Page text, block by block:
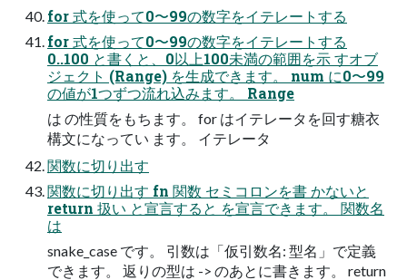
for 式を使って0〜99の数字をイテレートする
for 式を使って0〜99の数字をイテレートする
0..100 と書くと、0以上100未満の範囲を示 すオブ
ジェクト (Range) を生成できます。 num に0〜99
の値が1つずつ流れ込みます。 Range
は の性質をもちます。 for はイテレータを回す糖衣
構文になってい ます。 イテレータ
関数に切り出す
関数に切り出す fn 関数 セミコロンを書 かないと
return 扱い と宣言すると を宣言できます。 関数名
は
snake_case です。 引数は「仮引数名: 型名」で定義
できます。 返りの型は -> のあとに書きます。 return